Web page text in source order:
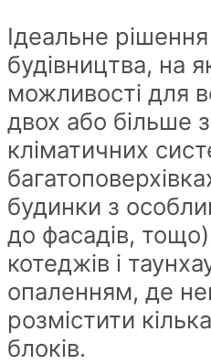
Ідеальне рішення
будівництва, на
можливості для
двох або більше
кліматичних
будинки з
до фасадів,
котеджів і
опаленням, де
розмістити
блоків.